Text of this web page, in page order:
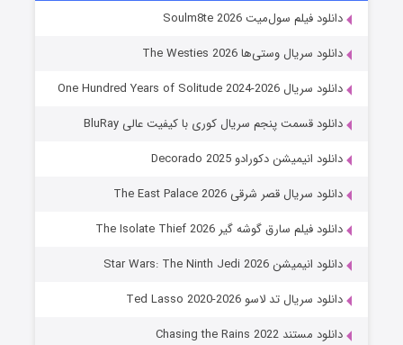
خاندان اژدها فصل ۳
جادوگری در مغولستان
قسمت ۱۴ (زیرنویس) منتشر شد
دانلود فیلم سول‌میت Soulm8te 2026
دانلود سریال وستی‌ها The Westies 2026
دانلود سریال One Hundred Years of Solitude 2024-2026
دانلود قسمت پنجم سریال کوری با کیفیت عالی BluRay
دانلود انیمیشن دکورادو Decorado 2025
دانلود سریال قصر شرقی The East Palace 2026
دانلود فیلم سارق گوشه گیر The Isolate Thief 2026
دانلود انیمیشن Star Wars: The Ninth Jedi 2026
دانلود سریال تد لاسو Ted Lasso 2020-2026
دانلود مستند Chasing the Rains 2022